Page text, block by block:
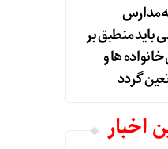
مدارس
باید منطبق بر
ها و
گردد
اخبار